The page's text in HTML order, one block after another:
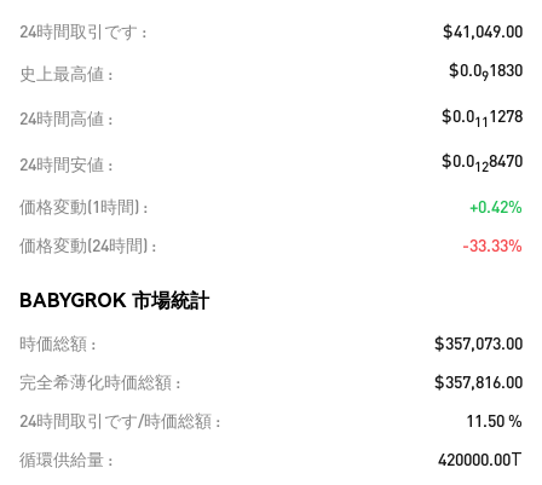
24時間取引です
$41,049.00
史上最高値
$0.091830
24時間高値 $0.0111278
24時間安値 $0.0128470
価格変動(1時間)
+0.42%
価格変動(24時間)
-33.33%
BABYGROK 市場統計
時価総額
$357,073.00
完全希薄化時価総額
$357,816.00
24時間取引です/時価総額
11.50 %
循環供給量
420000.00T